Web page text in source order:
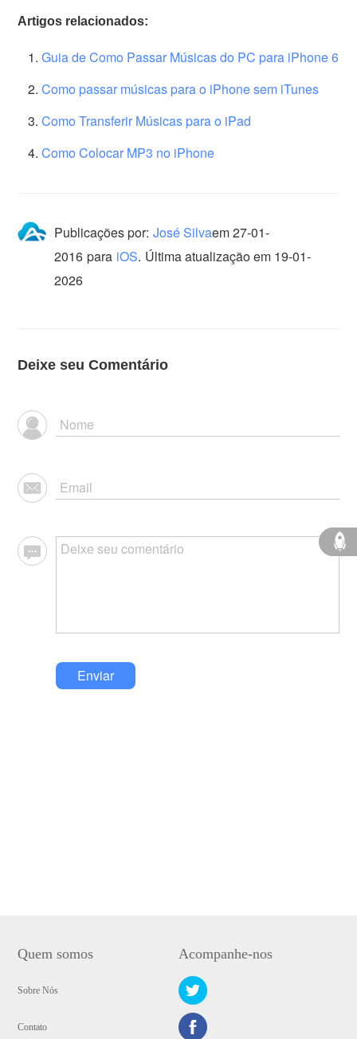
Artigos relacionados:
Guia de Como Passar Músicas do PC para iPhone 6
Como passar músicas para o iPhone sem iTunes
Como Transferir Músicas para o iPad
Como Colocar MP3 no iPhone
Publicações por: José Silvaem27-01-
2016 para iOS. Última atualização em 19-01-
2026
Deixe seu Comentário
Enviar
Quem somos
Sobre Nós
Contato
Acompanhe-nos